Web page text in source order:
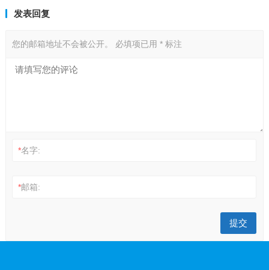
发表回复
您的邮箱地址不会被公开。 必填项已用 *标注
*名字:
*邮箱: